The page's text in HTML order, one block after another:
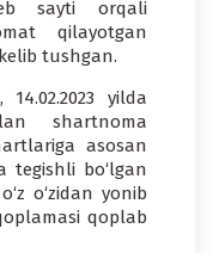
sayti orqali
qilayotgan
tushgan.
yilda
shartnoma
asosan
tegishli bo‘lgan
o‘zidan yonib
qoplab